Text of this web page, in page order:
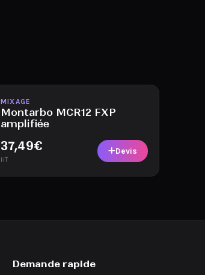
Disponible
MIXAGE
Montarbo MCR12 FXP
amplifiée
37,49€
HT
Devis
Demande rapide